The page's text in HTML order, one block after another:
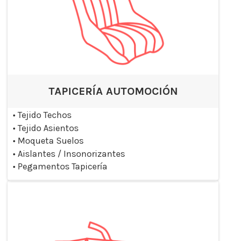
TAPICERÍA AUTOMOCIÓN
• Tejido Techos
• Tejido Asientos
• Moqueta Suelos
• Aislantes / Insonorizantes
• Pegamentos Tapicería